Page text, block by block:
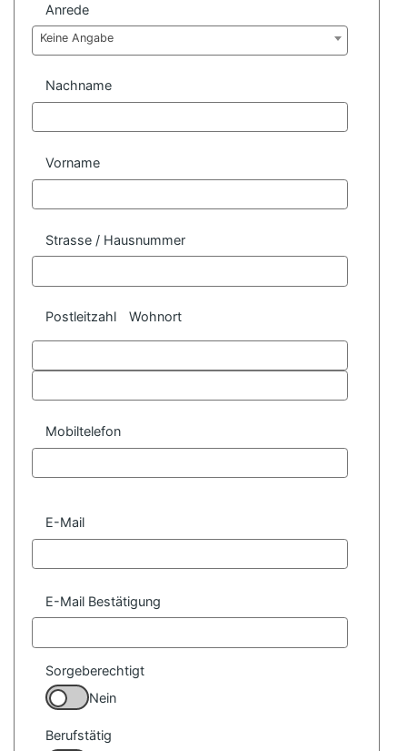
Anrede
Keine Angabe
Nachname
Vorname
Strasse / Hausnummer
Postleitzahl Wohnort
Mobiltelefon
E-Mail
E-Mail Bestätigung
Sorgeberechtigt
Nein
Berufstätig